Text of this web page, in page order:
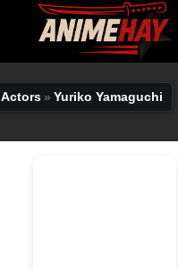
Actors » Yuriko Yamaguchi